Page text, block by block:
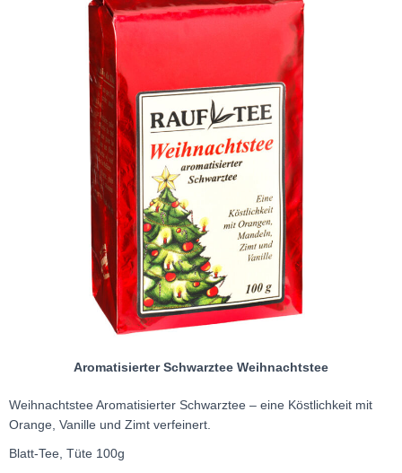
Aromatisierter Schwarztee Weihnachtstee
Weihnachtstee Aromatisierter Schwarztee – eine Köstlichkeit mit
Orange, Vanille und Zimt verfeinert.
Blatt-Tee, Tüte 100g